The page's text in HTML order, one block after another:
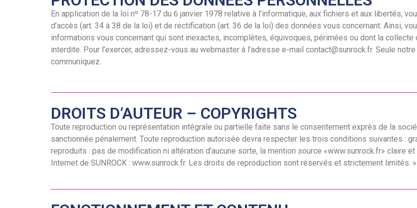
En application de la loi nº 78-17 du 6 janvier 1978 relative à l’informatique, aux fichiers et aux libertés,
d’accès (art. 34 à 38 de la loi) et de rectification (art. 36 de la loi) des données vous concernant. Ainsi,
informations vous concernant qui sont inexactes, incomplètes, équivoques, périmées ou dont la
interdite. Pour l’exercer, adressez-vous au webmaster à l’adresse e-mail contact@sunrock.fr. Seule
communiquez.
DROITS D’AUTEUR – COPYRIGHTS
Toute reproduction ou représentation intégrale ou partielle faite sans le consentement exprès de la
sanctionnée pénalement. Toute reproduction autorisée devra respecter les trois conditions suivantes :
reproduits : pas de modification ni altération d’aucune sorte, la mention source «www.sunrock.fr» claire
Internet de SUNROCK : www.sunrock.fr. Les droits de reproduction sont réservés et strictement limités. »